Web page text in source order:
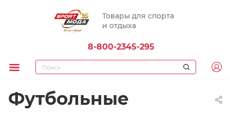
Товары для спорта
и отдыха
8-800-2345-295
Футбольные